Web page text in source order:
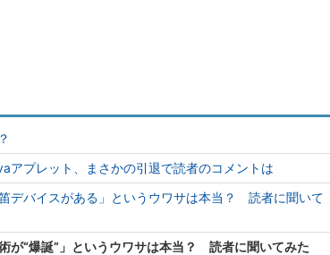
アプレット、まさかの引退で読者のコメントは
デバイスがある」というウワサは本当？ 読者に聞いて
が“爆誕”」というウワサは本当？ 読者に聞いてみた